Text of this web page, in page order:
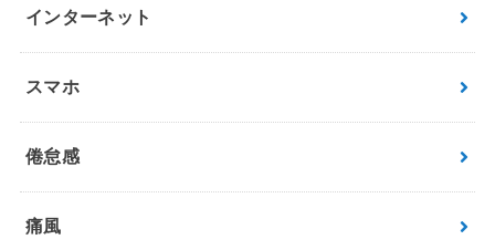
インターネット
スマホ
倦怠感
痛風